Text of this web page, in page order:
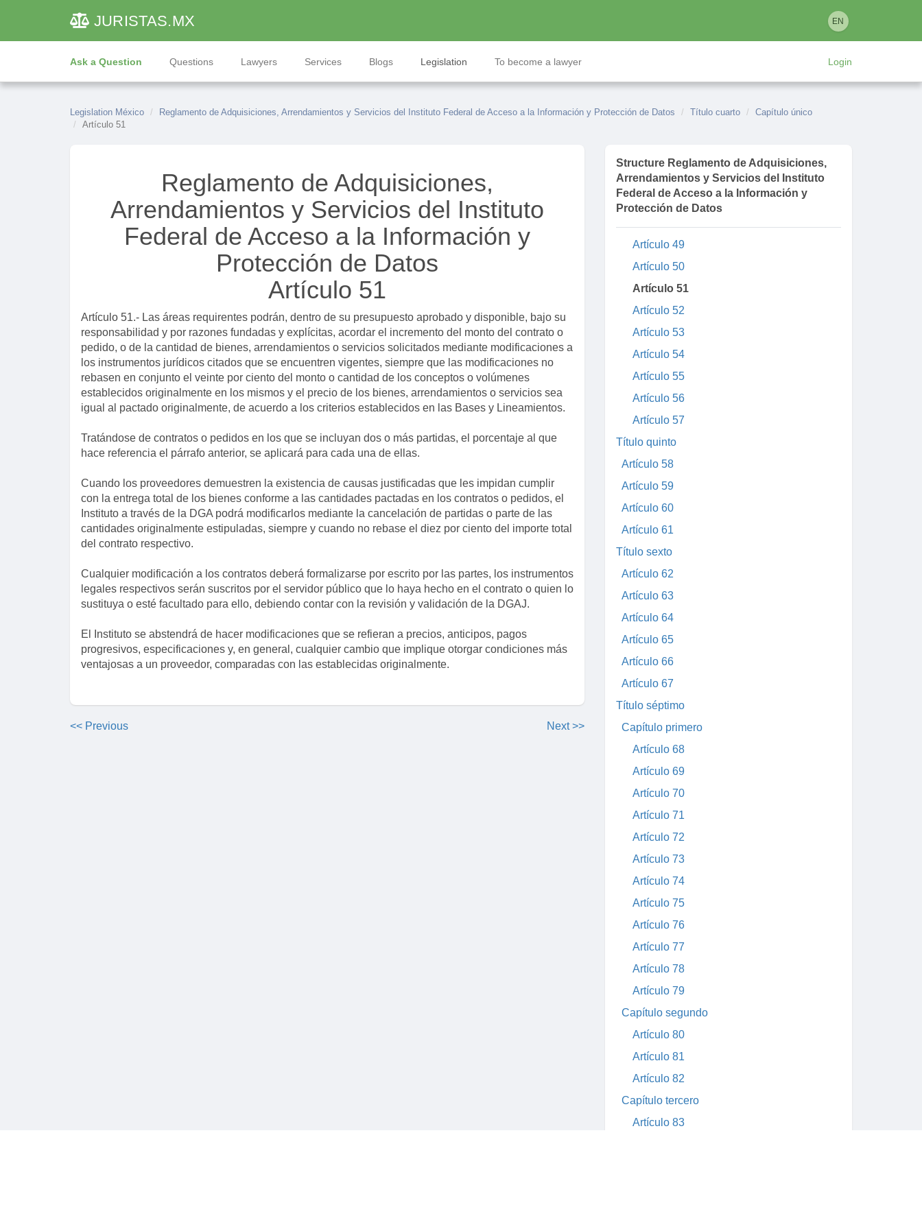
JURISTAS.MX EN
Ask a Question Questions Lawyers Services Blogs Legislation To become a lawyer Login
Legislation México Reglamento de Adquisiciones, Arrendamientos y Servicios del Instituto Federal de Acceso a la Información y Protección de Datos Título cuarto
Capítulo único
Artículo 51
Reglamento de Adquisiciones,
Arrendamientos y Servicios del Instituto
Federal de Acceso a la Información y
Protección de Datos
Artículo 51
Artículo 51.- Las áreas requirentes podrán, dentro de su presupuesto aprobado y disponible, bajo su
responsabilidad y por razones fundadas y explícitas, acordar el incremento del monto del contrato o
pedido, o de la cantidad de bienes, arrendamientos o servicios solicitados mediante modificaciones a
los instrumentos jurídicos citados que se encuentren vigentes, siempre que las modificaciones no
rebasen en conjunto el veinte por ciento del monto o cantidad de los conceptos o volúmenes
establecidos originalmente en los mismos y el precio de los bienes, arrendamientos o servicios sea
igual al pactado originalmente, de acuerdo a los criterios establecidos en las Bases y Lineamientos.
Tratándose de contratos o pedidos en los que se incluyan dos o más partidas, el porcentaje al que
hace referencia el párrafo anterior, se aplicará para cada una de ellas.
Cuando los proveedores demuestren la existencia de causas justificadas que les impidan cumplir
con la entrega total de los bienes conforme a las cantidades pactadas en los contratos o pedidos, el
Instituto a través de la DGA podrá modificarlos mediante la cancelación de partidas o parte de las
cantidades originalmente estipuladas, siempre y cuando no rebase el diez por ciento del importe total
del contrato respectivo.
Cualquier modificación a los contratos deberá formalizarse por escrito por las partes, los instrumentos
legales respectivos serán suscritos por el servidor público que lo haya hecho en el contrato o quien lo
sustituya o esté facultado para ello, debiendo contar con la revisión y validación de la DGAJ.
El Instituto se abstendrá de hacer modificaciones que se refieran a precios, anticipos, pagos
progresivos, especificaciones y, en general, cualquier cambio que implique otorgar condiciones más
ventajosas a un proveedor, comparadas con las establecidas originalmente.
<< Previous Next >>
Structure Reglamento de Adquisiciones,
Arrendamientos y Servicios del Instituto
Federal de Acceso a la Información y
Protección de Datos
Capítulo único
Artículo 45
Artículo 46
Artículo 47
Artículo 49
Artículo 50
Artículo 51
Artículo 52
Artículo 53
Artículo 54
Artículo 55
Artículo 56
Artículo 57
Título quinto
Artículo 58
Artículo 59
Artículo 60
Artículo 61
Título sexto
Artículo 62
Artículo 63
Artículo 64
Artículo 65
Artículo 66
Artículo 67
Título séptimo
Capítulo primero
Artículo 68
Artículo 69
Artículo 70
Artículo 71
Artículo 72
Artículo 73
Artículo 74
Artículo 75
Artículo 76
Artículo 77
Artículo 78
Artículo 79
Capítulo segundo
Artículo 80
Artículo 81
Artículo 82
Capítulo tercero
Artículo 83